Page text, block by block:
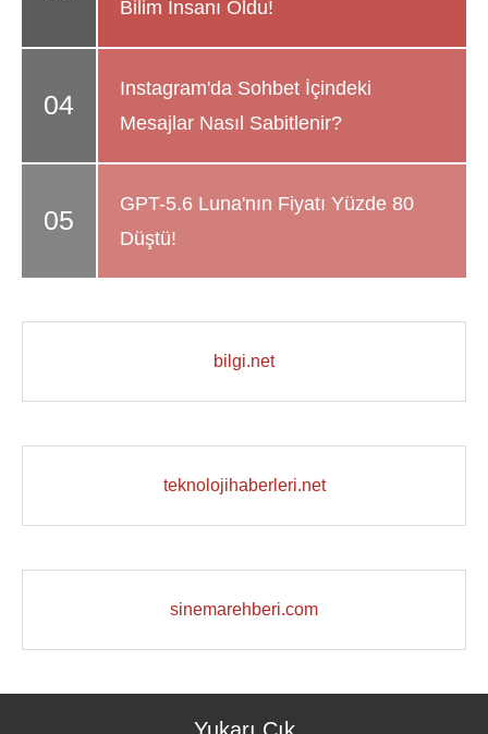
Bilim İnsanı Oldu!
Instagram'da Sohbet İçindeki
Mesajlar Nasıl Sabitlenir?
GPT-5.6 Luna'nın Fiyatı Yüzde 80
Düştü!
bilgi.net
teknolojihaberleri.net
sinemarehberi.com